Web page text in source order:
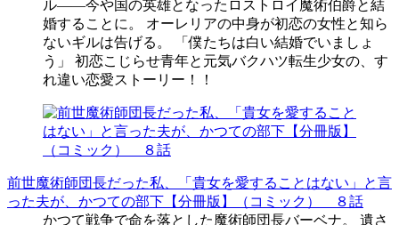
ル――今や国の英雄となったロストロイ魔術伯爵と結
婚することに。 オーレリアの中身が初恋の女性と知ら
ないギルは告げる。 「僕たちは白い結婚でいましょ
う」 初恋こじらせ青年と元気バクハツ転生少女の、す
れ違い恋愛ストーリー！！
前世魔術師団長だった私、「貴女を愛することはない」と言
った夫が、かつての部下【分冊版】（コミック） ８話
かつて戦争で命を落とした魔術師団長バーベナ。 遺さ